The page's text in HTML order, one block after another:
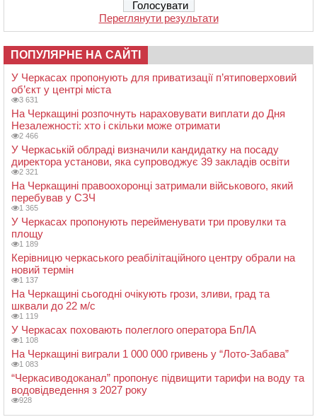
Переглянути результати
ПОПУЛЯРНЕ НА САЙТІ
У Черкасах пропонують для приватизації п’ятиповерховий
об’єкт у центрі міста
3 631
На Черкащині розпочнуть нараховувати виплати до Дня
Незалежності: хто і скільки може отримати
2 466
У Черкаській облраді визначили кандидатку на посаду
директора установи, яка супроводжує 39 закладів освіти
2 321
На Черкащині правоохоронці затримали військового, який
перебував у СЗЧ
1 365
У Черкасах пропонують перейменувати три провулки та
площу
1 189
Керівницю черкаського реабілітаційного центру обрали на
новий термін
1 137
На Черкащині сьогодні очікують грози, зливи, град та
шквали до 22 м/с
1 119
У Черкасах поховають полеглого оператора БпЛА
1 108
На Черкащині виграли 1 000 000 гривень у “Лото-Забава”
1 083
“Черкасиводоканал” пропонує підвищити тарифи на воду та
водовідведення з 2027 року
928